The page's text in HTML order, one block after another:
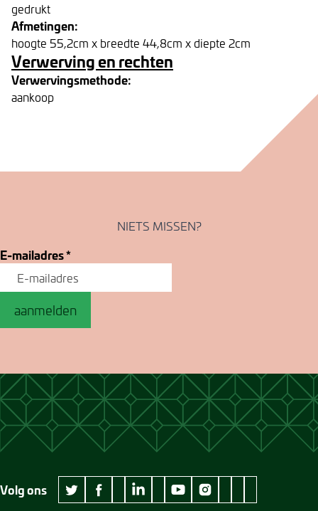
gedrukt
Afmetingen:
hoogte 55,2cm x breedte 44,8cm x diepte 2cm
Verwerving en rechten
Verwervingsmethode:
aankoop
NIETS MISSEN?
E-mailadres*
aanmelden
Volg ons
twitter Museum Jan Cunen
facebook Museum Jan Cunen
wikipedia Museum Jan Cunen
linkedin Museum Jan Cunen
googleplus Museum Jan Cunen
youtube Museum Jan Cunen
instagram Museum